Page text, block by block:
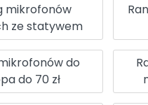
mikrofonów
ze statywem
do
do 70 zł